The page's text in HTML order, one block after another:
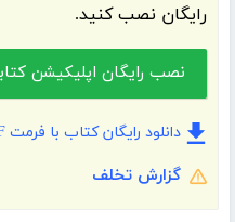
رایگان نصب کنید.
نصب رایگان اپلیکیشن
دانلود رایگان کتاب با فرمت PDF
گزارش تخلف